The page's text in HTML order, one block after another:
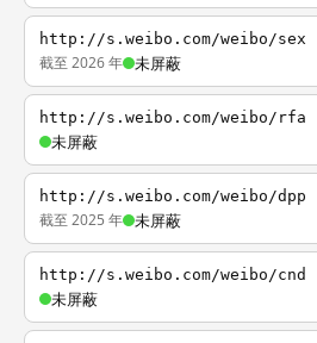
http://s.weibo.com/weibo/sex
截至 2026 年 未屏蔽
http://s.weibo.com/weibo/rfa
未屏蔽
http://s.weibo.com/weibo/dpp
截至 2025 年 未屏蔽
http://s.weibo.com/weibo/cnd
未屏蔽